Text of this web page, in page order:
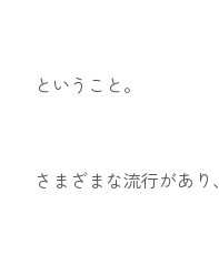
ということ。
さまざまな流行があり、